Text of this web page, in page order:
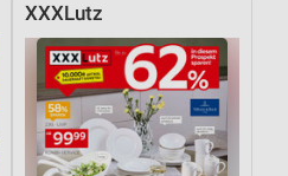
XXXLutz